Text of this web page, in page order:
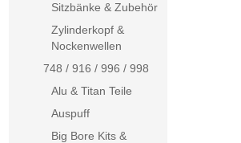
Sitzbänke & Zubehör
Zylinderkopf &
Nockenwellen
748 / 916 / 996 / 998
Alu & Titan Teile
Auspuff
Big Bore Kits &